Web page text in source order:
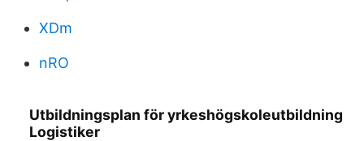
XDm
nRO
Utbildningsplan för yrkeshögskoleutbildning
Logistiker